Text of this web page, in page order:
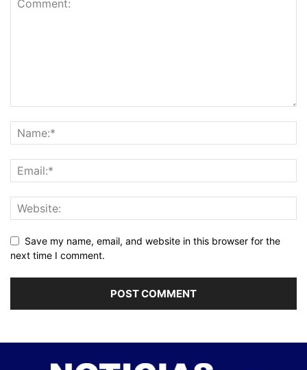
Save my name, email, and website in this browser for the
next time I comment.